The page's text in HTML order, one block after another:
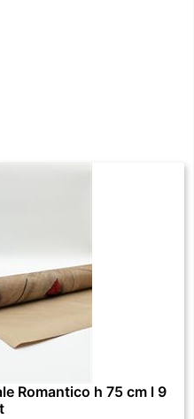
Romantico h 75 cm l 9